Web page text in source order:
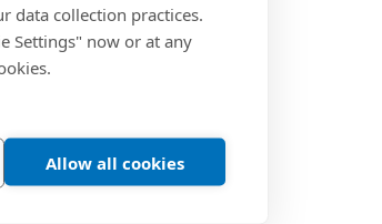
data collection practices.
Settings" now or at any
Allow all cookies